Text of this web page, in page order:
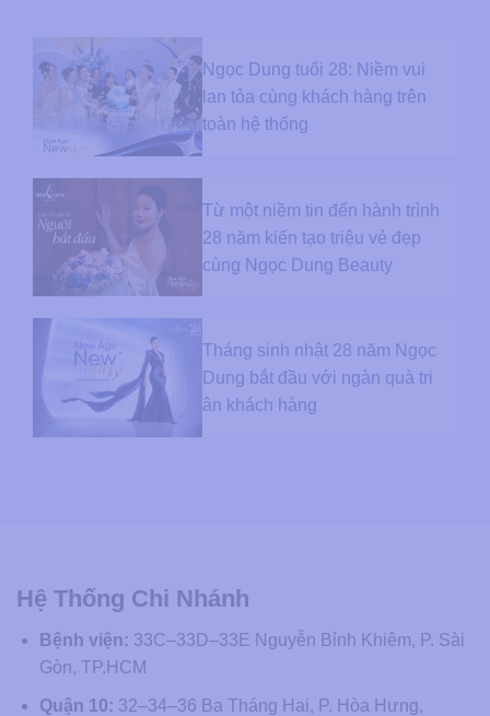
Ngọc Dung tuổi 28: Niềm vui
lan tỏa cùng khách hàng trên
toàn hệ thống
Từ một niềm tin đến hành trình
28 năm kiến tạo triệu vẻ đẹp
cùng Ngọc Dung Beauty
Tháng sinh nhật 28 năm Ngọc
Dung bắt đầu với ngàn quà tri
ân khách hàng
Hệ Thống Chi Nhánh
Bệnh viện: 33C–33D–33E Nguyễn Bỉnh Khiêm, P. Sài
Gòn, TP.HCM
Quận 10: 32–34–36 Ba Tháng Hai, P. Hòa Hưng,